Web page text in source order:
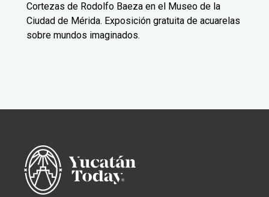
Cortezas de Rodolfo Baeza en el Museo de la
Ciudad de Mérida. Exposición gratuita de acuarelas
sobre mundos imaginados.